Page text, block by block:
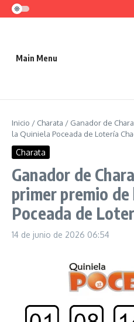
Saltar al contenido
Main Menu
Inicio / Charata / Ganador de
la Quiniela Poceada de Lotería
Charata
Ganador de
primer premio de
Poceada de
14 de junio de 2026 06:54